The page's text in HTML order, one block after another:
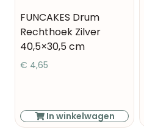
FUNCAKES Drum
Rechthoek Zilver
40,5×30,5 cm
€ 4,65
In winkelwagen